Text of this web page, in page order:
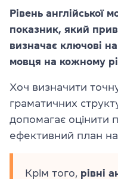
Рівень англійської
показник, який
визначає ключові
мовця на кожному
Хоч визначити точну
граматичних
допомагає оцінити
ефективний план
Крім того, рівні